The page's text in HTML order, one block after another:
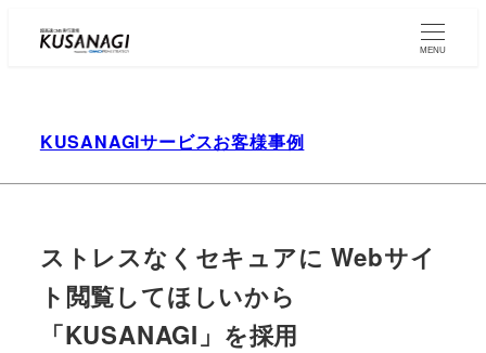
Skip
MENU
KUSANAGIサービスお客様事例
ストレスなくセキュアに Webサイ
ト閲覧してほしいから
「KUSANAGI」を採用